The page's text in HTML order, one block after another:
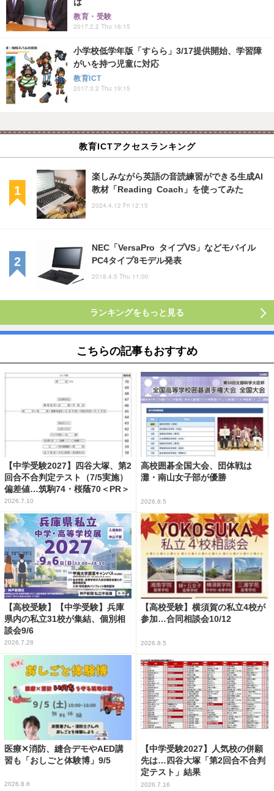
教育・受験
2017.2.2 Thu 16:15
小学校低学年版「すらら」3/17提供開始、学習障
がいを持つ児童に対応
教育ICT
2017.3.2 Thu 19:15
教育ICTアクセスランキング
楽しみながら英語の音読練習ができる生成AI
教材「Reading Coach」を使ってみた
2024.4.12 Fri 12:15
NEC「VersaPro タイプVS」などモバイル
PC4タイプ8モデル発表
2018.4.5 Thu 11:00
ランキングをもっと見る
こちらの記事もおすすめ
【中学受験2027】四谷大塚、第2
回合不合判定テスト（7/5実施）
偏差値…筑駒74・桜蔭70＜PR＞
2026.7.10
高校囲碁全国大会、団体戦は
灘・南山女子部が優勝
2026.8.5
【高校受験】【中学受験】兵庫
県内の私立31校が集結、個別相
談会9/6
2026.7.28
【高校受験】横須賀の私立4校が
参加…合同相談会10/12
2026.8.5
医療✕消防、縫合デモやAED講
習も「おしごと体験博」9/5
2026.8.6
【中学受験2027】人気校の併願
先は…四谷大塚「第2回合不合判
定テスト」結果
2026.7.16